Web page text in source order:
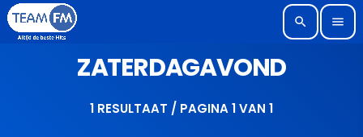
search menu
ZATERDAGAVOND
1 RESULTAAT / PAGINA 1 VAN 1